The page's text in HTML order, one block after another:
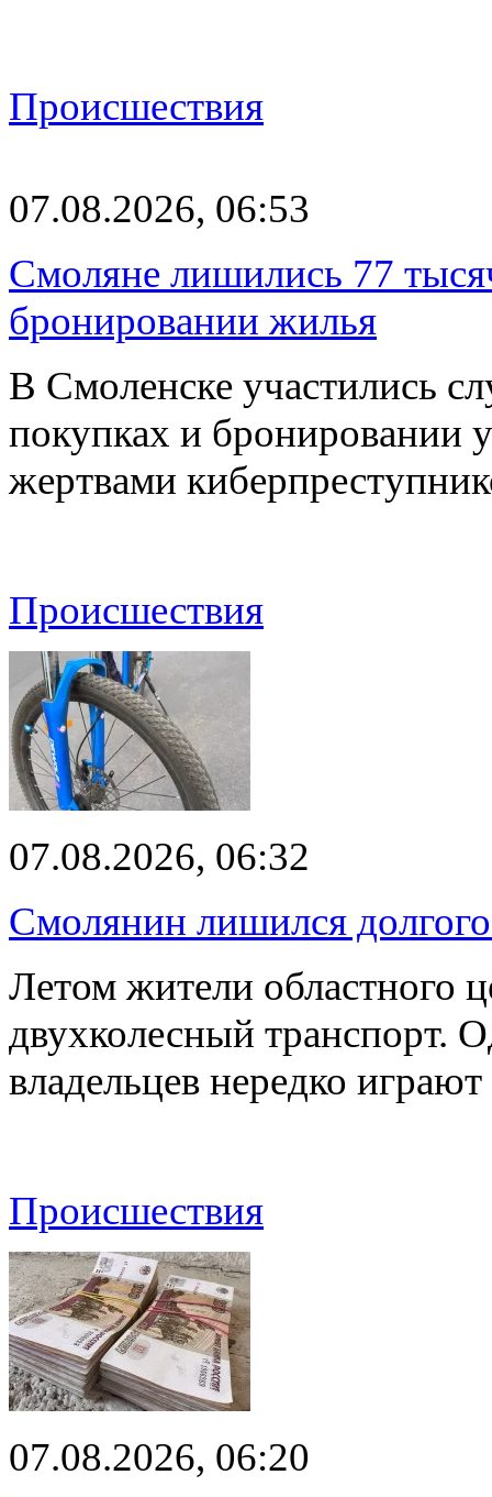
Происшествия
07.08.2026, 06:53
Смоляне лишились 77
бронировании жилья
В Смоленске участились
покупках и бронировании
жертвами
Происшествия
07.08.2026, 06:32
Смолянин лишился
Летом жители областного
двухколесный транспорт.
владельцев нередко
Происшествия
07.08.2026, 06:20